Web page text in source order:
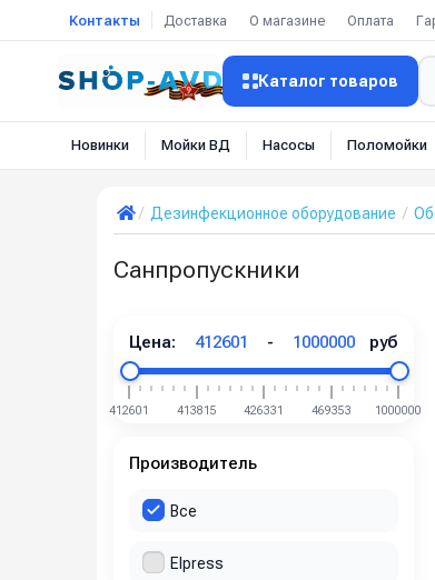
Контакты Доставка О магазине Оплата
Каталог товаров
Новинки Мойки ВД Насосы Поломойки
Дезинфекционное оборудование
Санпропускники
Цена: 412601 - 1000000 руб
412601 413815 426331 469353 1000000
Производитель
Все
Elpress